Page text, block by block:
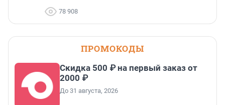
78 908
ПРОМОКОДЫ
Скидка 500 ₽ на первый заказ от
2000 ₽
До 31 августа, 2026